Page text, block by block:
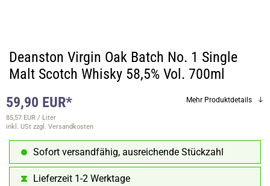
Deanston Virgin Oak Batch No. 1 Single
Malt Scotch Whisky 58,5% Vol. 700ml
59,90 EUR*
85,57 EUR / Liter
inkl. USt zzgl. Versandkosten
Mehr Produktdetails
Sofort versandfähig, ausreichende Stückzahl
Lieferzeit 1-2 Werktage